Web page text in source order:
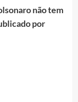
não tem
por